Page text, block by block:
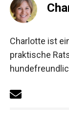
Charlotte ist
praktische